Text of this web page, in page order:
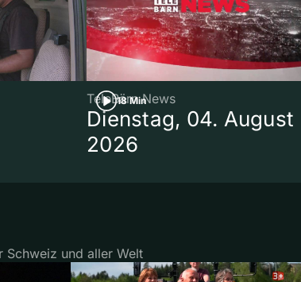
18 Min
TeleBärn News
Dienstag, 04. August
2026
Schweiz und aller Welt